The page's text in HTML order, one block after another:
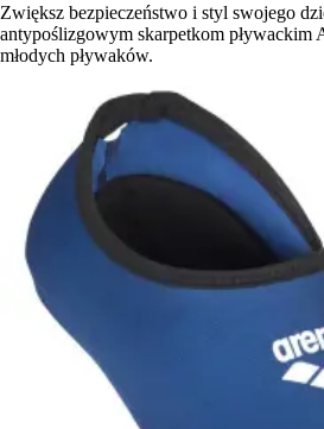
Zwiększ bezpieczeństwo i styl swojego
antypoślizgowym skarpetkom pływackim
młodych pływaków.